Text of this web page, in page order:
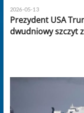
2026-05-13
Prezydent USA
dwudniowy szczyt